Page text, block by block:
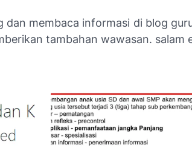
dan membaca informasi di blog
tambahan wawasan. salam